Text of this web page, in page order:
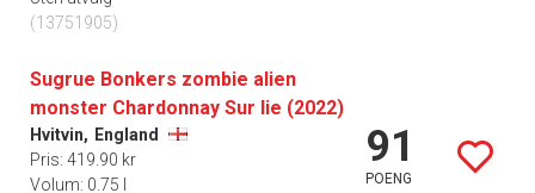
(13751905)
Sugrue Bonkers zombie alien
monster Chardonnay Sur lie (2022)
Hvitvin, England
Pris: 419.90 kr
Volum: 0.75 l
91
POENG